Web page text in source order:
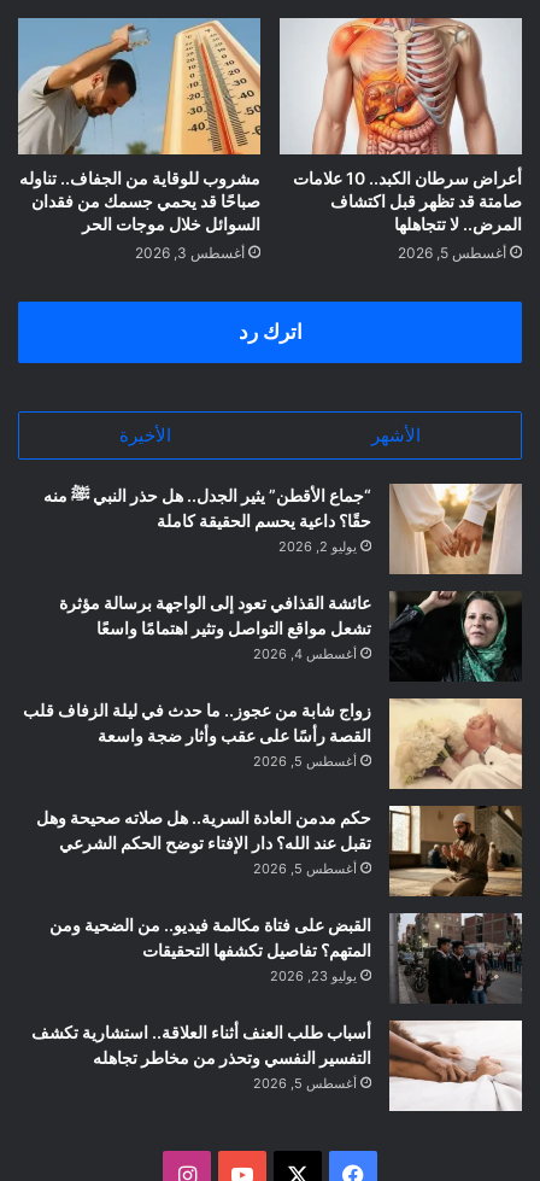
أعراض سرطان الكبد.. 10 علامات
صامتة قد تظهر قبل اكتشاف
المرض.. لا تتجاهلها
أغسطس 5, 2026
مشروب للوقاية من الجفاف.. تناوله
صباحًا قد يحمي جسمك من فقدان
السوائل خلال موجات الحر
أغسطس 3, 2026
اترك رد
الأشهر الأخيرة
“جماع الأقطن” يثير الجدل.. هل حذر النبي ﷺ منه
حقًا؟ داعية يحسم الحقيقة كاملة
يوليو 2, 2026
عائشة القذافي تعود إلى الواجهة برسالة مؤثرة
تشعل مواقع التواصل وتثير اهتمامًا واسعًا
أغسطس 4, 2026
زواج شابة من عجوز.. ما حدث في ليلة الزفاف قلب
القصة رأسًا على عقب وأثار ضجة واسعة
أغسطس 5, 2026
حكم مدمن العادة السرية.. هل صلاته صحيحة وهل
تقبل عند الله؟ دار الإفتاء توضح الحكم الشرعي
أغسطس 5, 2026
القبض على فتاة مكالمة فيديو.. من الضحية ومن
المتهم؟ تفاصيل تكشفها التحقيقات
يوليو 23, 2026
أسباب طلب العنف أثناء العلاقة.. استشارية تكشف
التفسير النفسي وتحذر من مخاطر تجاهله
أغسطس 5, 2026